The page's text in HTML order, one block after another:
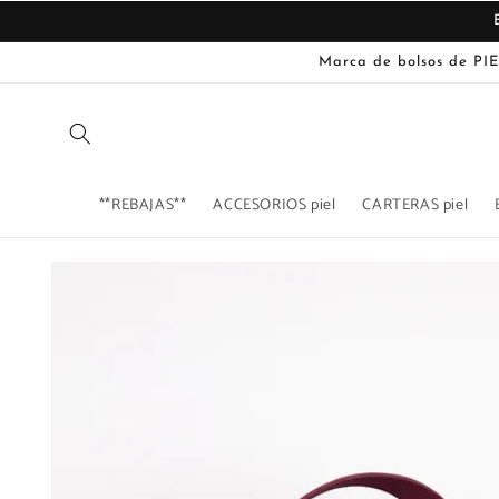
al contenido
Marca de bolsos de
**REBAJAS** ACCESORIOS piel CARTERAS piel